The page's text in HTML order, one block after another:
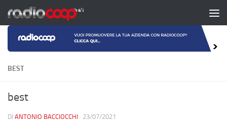
Salta al contenuto
BEST
best
DI ANTONIO BACCIOCCHI · 23/07/2021